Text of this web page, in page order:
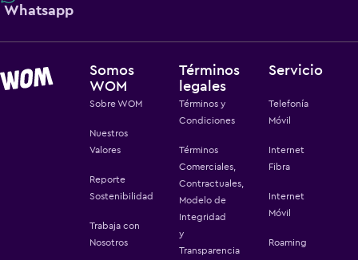
Whatsapp
Somos
WOM
Sobre WOM
Nuestros
Valores
Reporte
Sostenibilidad
Trabaja con
Nosotros
Términos
legales
Términos y
Condiciones
Términos
Comerciales,
Contractuales,
Modelo de
Integridad
y
Transparencia
Servicio
Telefonía
Móvil
Internet
Fibra
Internet
Móvil
Roaming